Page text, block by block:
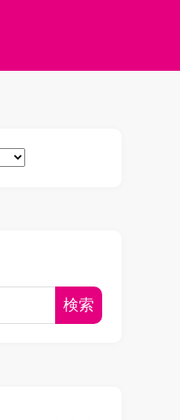
検索